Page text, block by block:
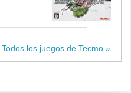
Todos los juegos de Tecmo